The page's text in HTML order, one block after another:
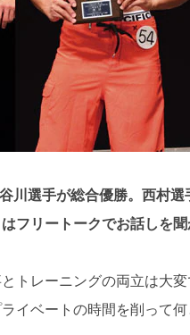
川選手が総合優勝。西村
フリートークでお話しを
トレーニングの両立は大
イベートの時間を削って